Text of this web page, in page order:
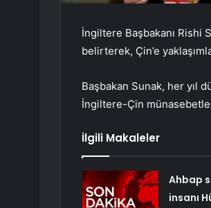
İngiltere Başbakanı Rishi
belirterek, Çin’e
Başbakan Sunak, her yıl
İngiltere-Çin
İlgili Makaleler
Ahbap
insanı